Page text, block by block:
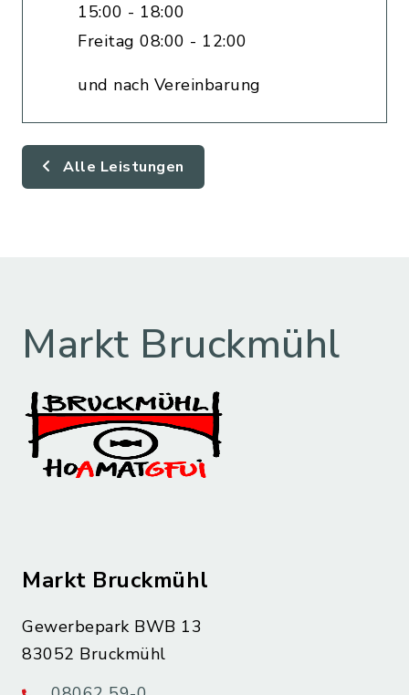
15:00 - 18:00
Freitag 08:00 - 12:00
und nach Vereinbarung
Alle Leistungen
Markt Bruckmühl
Markt Bruckmühl
Gewerbepark BWB 13
83052 Bruckmühl